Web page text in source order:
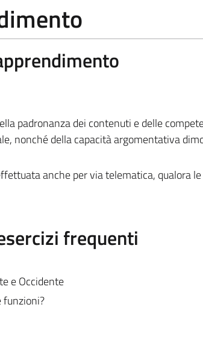
padronanza dei contenuti e delle
nonché della capacità argomentativa
anche per via telematica, qualora
frequenti
e Occidente
funzioni?